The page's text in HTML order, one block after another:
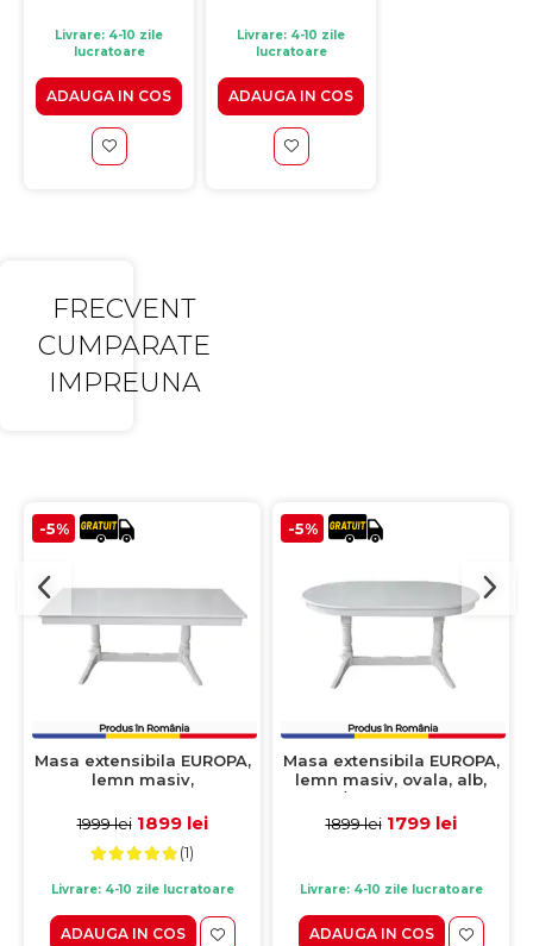
Livrare: 4-10 zile
lucratoare
ADAUGA IN COS
Livrare: 4-10 zile
lucratoare
ADAUGA IN COS
FRECVENT
CUMPARATE
IMPREUNA
-5%
Masa extensibila EUROPA,
lemn masiv,
160/240x92x70 cm
1999 lei 1899 lei
(1)
Livrare: 4-10 zile lucratoare
ADAUGA IN COS
-5%
Masa extensibila EUROPA,
lemn masiv, ovala, alb,
160/240x90x70 cm
1899 lei 1799 lei
Livrare: 4-10 zile lucratoare
ADAUGA IN COS